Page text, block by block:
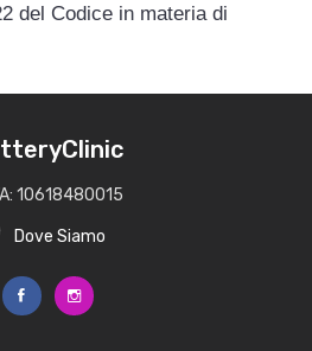
del Codice in materia di
10618480015
Dove Siamo